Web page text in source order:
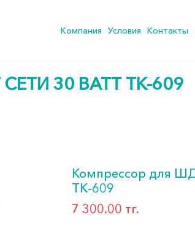
Компания Условия Контакты
30 ВАТТ ТК-609
Компрессор для
ТК-609
7 300.00 тг.